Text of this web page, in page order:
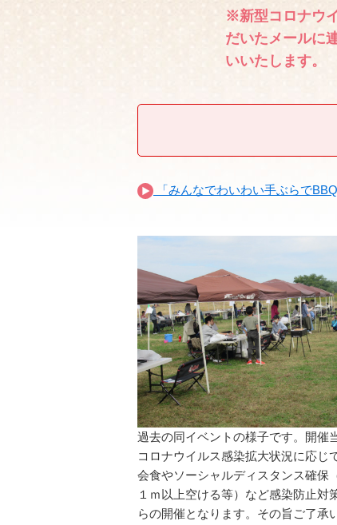
※新型コロナウ
だいたメールに
いいたします。
「みんなでわいわい手ぶらで
過去の同イベントの様子です。開催
コロナウイルス感染拡大状況に応じ
会食やソーシャルディスタンス確保
１ｍ以上空ける等）など感染防止対
らの開催となります。その旨ご了承